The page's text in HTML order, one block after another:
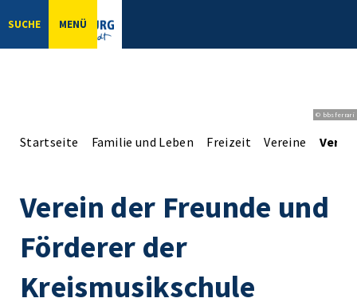
SUCHE MENÜ
© bbsferrari
Startseite Familie und Leben Freizeit Vereine
Verein der Freunde und
Förderer der
Kreismusikschule